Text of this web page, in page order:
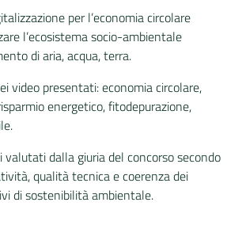
per l’economia circolare
l’ecosistema socio-ambientale
di aria, acqua, terra.
video presentati: economia circolare,
energetico, fitodepurazione,
valutati dalla giuria del concorso secondo
qualità tecnica e coerenza dei
di sostenibilità ambientale.